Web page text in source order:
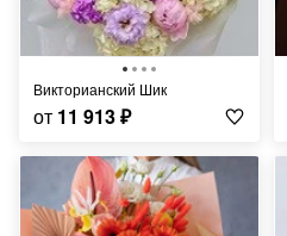
Викторианский Шик
от 11 913₽